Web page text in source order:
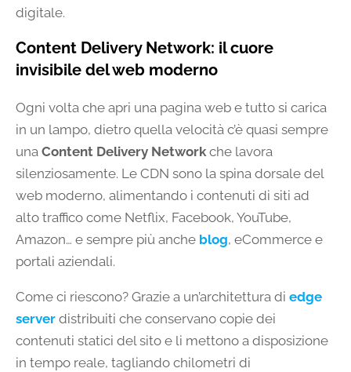
digitale.
Content Delivery Network: il cuore
invisibile del web moderno
Ogni volta che apri una pagina web e tutto si carica
in un lampo, dietro quella velocità c’è quasi sempre
una Content Delivery Networkche lavora
silenziosamente. Le CDN sono la spina dorsale del
web moderno, alimentando i contenuti di siti ad
alto traffico come Netflix, Facebook, YouTube,
Amazon… e sempre più anche blog, eCommerce e
portali aziendali.
Come ci riescono? Grazie a un’architettura di edge
server distribuiti che conservano copie dei
contenuti statici del sito e li mettono a disposizione
in tempo reale, tagliando chilometri di